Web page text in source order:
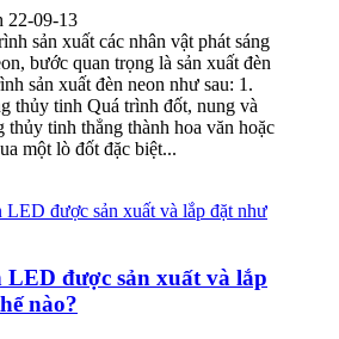
22-09-13
sản xuất các nhân vật phát sáng
bước quan trọng là sản xuất đèn
sản xuất đèn neon như sau: 1.
thủy tinh Quá trình đốt, nung và
thủy tinh thẳng thành hoa văn hoặc
một lò đốt đặc biệt...
LED được sản xuất và lắp
nào?